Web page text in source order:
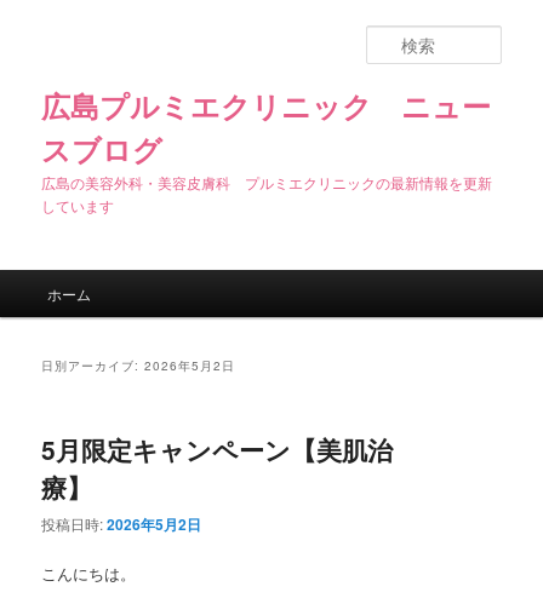
広島プルミエクリニック ニュー
スブログ
広島の美容外科・美容皮膚科 プルミエクリニックの最新情報を更新
しています
索
メインコンテンツへ移動
サブコンテンツへ移動
ホーム
日別アーカイブ:2026年5月2日
5月限定キャンペーン【美肌治
療】
投稿日時:2026年5月2日
こんにちは。